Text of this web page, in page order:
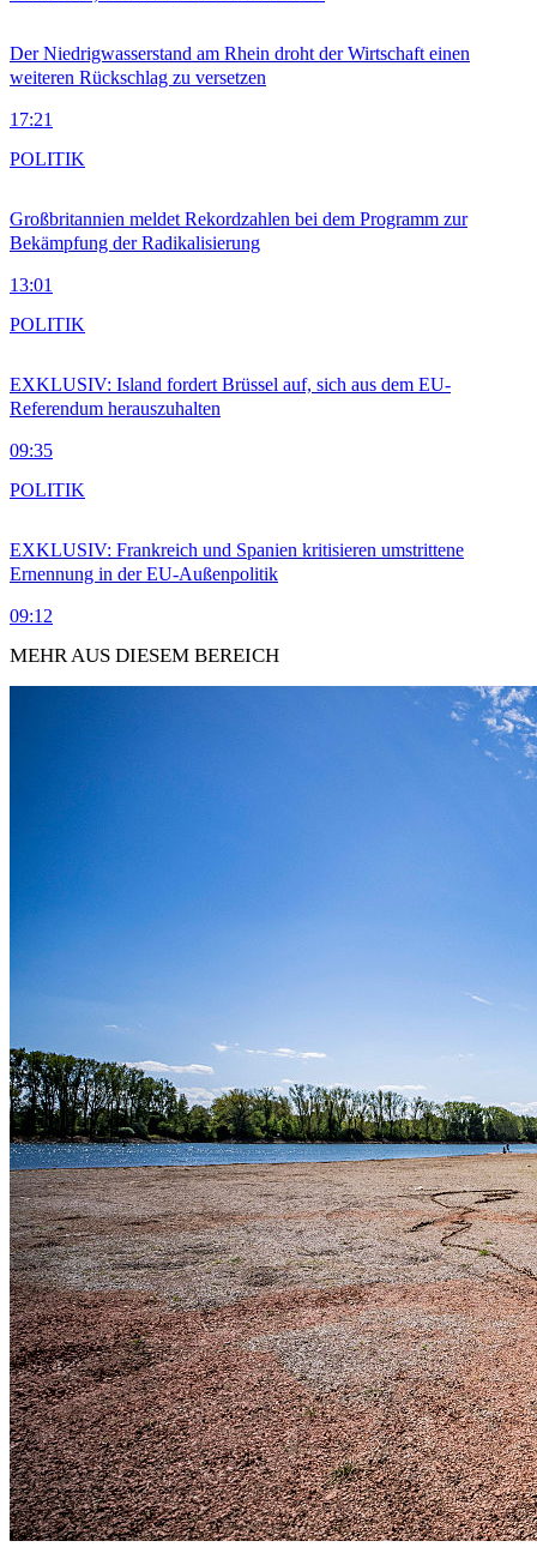
Der Niedrigwasserstand am Rhein droht der Wirtschaft einen
weiteren Rückschlag zu versetzen
17:21
Großbritannien meldet Rekordzahlen bei dem Programm zur
Bekämpfung der Radikalisierung
13:01
POLITIK
EXKLUSIV: Island fordert Brüssel auf, sich aus dem EU-
Referendum herauszuhalten
09:35
POLITIK
EXKLUSIV: Frankreich und Spanien kritisieren umstrittene
Ernennung in der EU-Außenpolitik
09:12
POLITIK
MEHR AUS DIESEM BEREICH